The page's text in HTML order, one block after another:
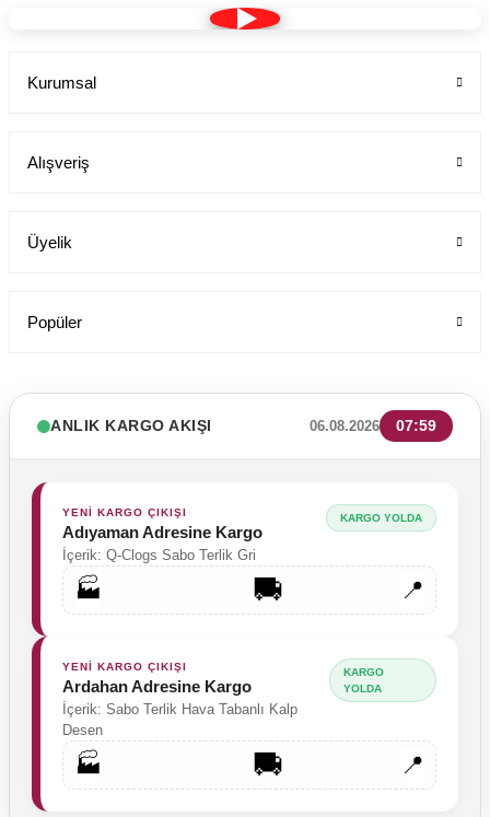
Kurumsal
Alışveriş
Üyelik
Popüler
ANLIK KARGO AKIŞI 06.08.2026 07:59
YENİ KARGO ÇIKIŞI
Adıyaman Adresine Kargo
İçerik: Q-Clogs Sabo Terlik Gri
KARGO YOLDA
🏭 🚚 📍
YENİ KARGO ÇIKIŞI
Ardahan Adresine Kargo
İçerik: Sabo Terlik Hava Tabanlı Kalp
Desen
KARGO
YOLDA
🏭 🚚 📍